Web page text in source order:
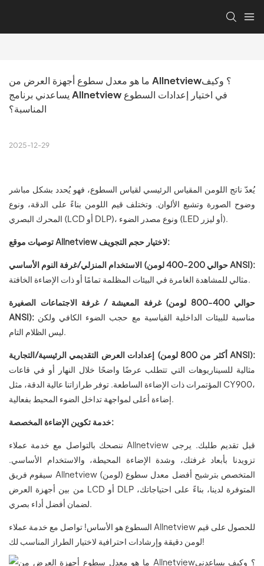
ما هو معدل سطوع أجهزة العرض من Allnetview؟ وكيف
يساعدني برنامج Allnetview في اختيار إعدادات السطوع
المناسبة؟
2025-12-29
يُعدّ ناتج اللومن المقياس الرئيسي لقياس السطوع، فهو يُحدد بشكل مباشر
وضوح الصورة وتشبع الألوان. وتختلف قيم اللومن بناءً على الدقة، ونوع
المحرك البصري (LCD أو DLP)، ونوع مصدر الضوء (LED أو ليزر).
توصيات موقع Allnetview لاختيار حجم التجويف:
الاستخدام المنزلي/غرفة النوم الأساسي (حوالي 200-400 لومن ANSI):
مثالي للمشاهدة الغامرة في البيئات المظلمة تمامًا أو ذات الإضاءة الخافتة.
غرفة المعيشة / غرفة الاجتماعات الصغيرة (حوالي 400-800 لومن
ANSI):
ليس الظلام التام.
إعدادات العرض التقديمي الرئيسية/التجارية (أكثر من 800 لومن ANSI):
مثالية للسيناريوهات التي تتطلب عرضًا واضحًا خلال النهار أو في قاعات
المؤتمرات ذات الإضاءة الساطعة. توفر طرازاتنا عالية الدقة، مثل CY900،
إضاءة أعلى لمواجهة تداخل الضوء المحيط بفعالية.
خدمة تكوين الإضاءة المخصصة:
ننصحك بالتواصل مع خدمة عملاء Allnetview قبل تقديم طلبك. يرجى
تزويدنا بأبعاد غرفتك، وشدة الإضاءة المحيطة، والاستخدام الأساسي.
سيقوم فريق Allnetview المتخصص بترشيح أفضل معدل سطوع (لومن)
من بين أجهزة العرض LCD أو DLP المتوفرة لدينا، بناءً على احتياجاتك،
لضمان أفضل أداء بصري.
السطوع هو الأساس! تواصل مع خدمة عملاء Allnetview للحصول على قيم
لومن دقيقة وإرشادات احترافية لاختيار الطراز المناسب لك!